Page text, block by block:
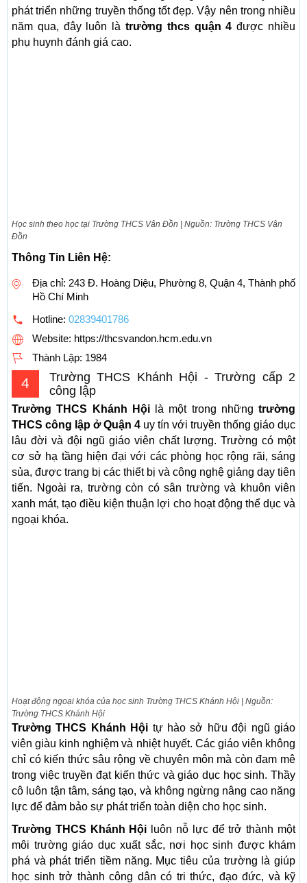
phát triển những truyền thống tốt đẹp. Vậy nên trong nhiều
năm qua, đây luôn là trường thcs quận 4 được nhiều
phụ huynh đánh giá cao.
Học sinh theo học tại Trường THCS Vân Đồn | Nguồn: Trường THCS Vân
Đồn
Thông Tin Liên Hệ:
Địa chỉ: 243 Đ. Hoàng Diệu, Phường 8, Quận 4, Thành phố
Hồ Chí Minh
Hotline: 02839401786
Website: https://thcsvandon.hcm.edu.vn
Thành Lập: 1984
4
Trường THCS Khánh Hội - Trường cấp 2
công lập
Trường THCS Khánh Hộilà một trong những trường
THCS công lập ở Quận 4 uy tín với truyền thống giáo dục
lâu đời và đội ngũ giáo viên chất lượng. Trường có một
cơ sở hạ tầng hiện đại với các phòng học rộng rãi, sáng
sủa, được trang bị các thiết bị và công nghệ giảng dạy tiên
tiến. Ngoài ra, trường còn có sân trường và khuôn viên
xanh mát, tạo điều kiện thuận lợi cho hoạt động thể dục và
ngoại khóa.
Hoạt động ngoại khóa của học sinh Trường THCS Khánh Hội | Nguồn:
Trường THCS Khánh Hội
Trường THCS Khánh Hội tự hào sở hữu đội ngũ giáo
viên giàu kinh nghiệm và nhiệt huyết. Các giáo viên không
chỉ có kiến thức sâu rộng về chuyên môn mà còn đam mê
trong việc truyền đạt kiến thức và giáo dục học sinh. Thầy
cô luôn tận tâm, sáng tạo, và không ngừng nâng cao năng
lực để đảm bảo sự phát triển toàn diện cho học sinh.
Trường THCS Khánh Hội luôn nỗ lực để trở thành một
môi trường giáo dục xuất sắc, nơi học sinh được khám
phá và phát triển tiềm năng. Mục tiêu của trường là giúp
học sinh trở thành công dân có tri thức, đạo đức, và kỹ